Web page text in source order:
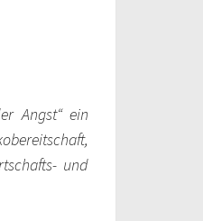
Angst“ ein
und